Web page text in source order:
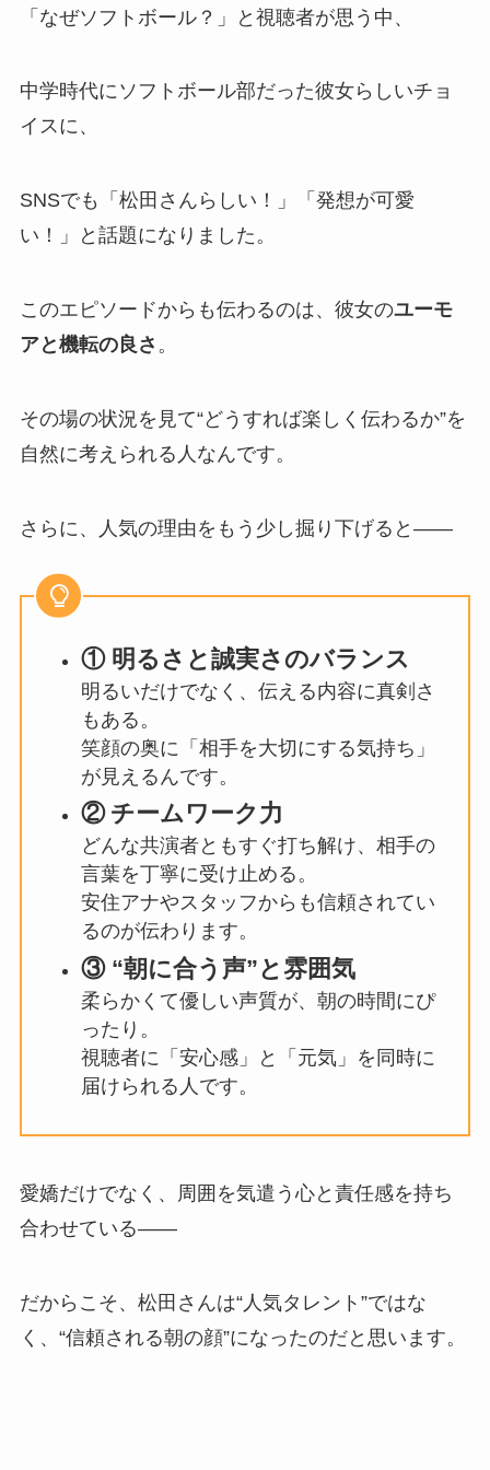
「なぜソフトボール？」と視聴者が思う中、
中学時代にソフトボール部だった彼女らしいチョ
イスに、
SNSでも「松田さんらしい！」「発想が可愛
い！」と話題になりました。
このエピソードからも伝わるのは、彼女のユーモ
アと機転の良さ 。
その場の状況を見て“どうすれば楽しく伝わるか”を
自然に考えられる人なんです。
さらに、人気の理由をもう少し掘り下げると――
① 明るさと誠実さのバランス
明るいだけでなく、伝える内容に真剣さ
もある。
笑顔の奥に「相手を大切にする気持ち」
が見えるんです。
② チームワーク力
どんな共演者ともすぐ打ち解け、相手の
言葉を丁寧に受け止める。
安住アナやスタッフからも信頼されてい
るのが伝わります。
③ “朝に合う声”と雰囲気
柔らかくて優しい声質が、朝の時間にぴ
ったり。
視聴者に「安心感」と「元気」を同時に
届けられる人です。
愛嬌だけでなく、周囲を気遣う心と責任感を持ち
合わせている――
だからこそ、松田さんは“人気タレント”ではな
く、“信頼される朝の顔”になったのだと思います。